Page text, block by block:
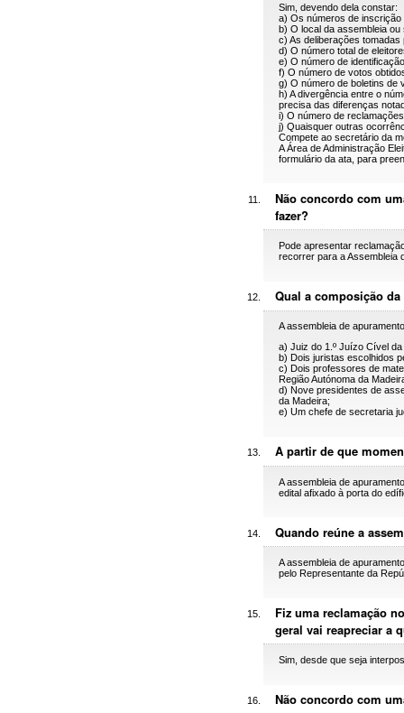
Sim, devendo dela constar:
a) Os números de
b) O local da assembleia
c) As deliberações
d) O número total de
e) O número de
f) O número de votos
g) O número de boletins de
h) A divergência entre o
precisa das diferenças
i) O número de
j) Quaisquer outras
Compete ao secretário da
A Área de Administração
formulário da ata, para
Não concordo com
fazer?
Pode apresentar
recorrer para a Assembleia
Qual a composição
A assembleia de
a) Juiz do 1.º Juízo Cível
b) Dois juristas escolhidos
c) Dois professores de
Região Autónoma da
d) Nove presidentes de
da Madeira;
e) Um chefe de secretaria
A partir de que
A assembleia de
edital afixado à porta do
Quando reúne a
A assembleia de
pelo Representante da
Fiz uma reclamação
geral vai reapreciar a
Sim, desde que seja
Não concordo com